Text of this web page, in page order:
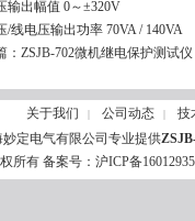
输出幅值 0～±320V
/线电压输出功率 70VA / 140VA
： ZSJB-702微机继电保护测试仪
关于我们 | 公司动态 |
技
妙定电气有限公司专业提供
所有 备案号： 沪ICP备